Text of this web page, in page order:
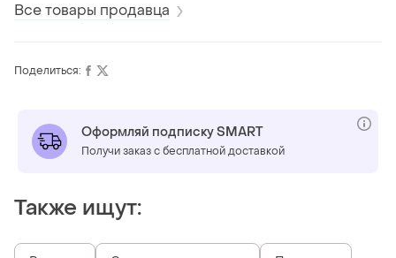
Все товары продавца
Поделиться:
Оформляй подписку SMART
Получи заказ с бесплатной доставкой
Также ищут: